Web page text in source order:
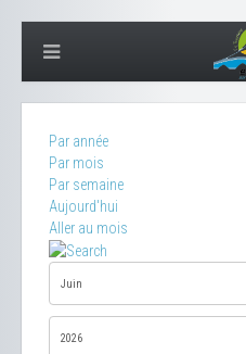
Par année
Par mois
Par semaine
Aujourd'hui
Aller au mois